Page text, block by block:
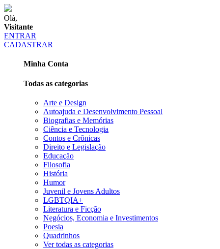
Olá,
Visitante
ENTRAR
CADASTRAR
Minha Conta
Todas as categorias
Arte e Design
Autoajuda e Desenvolvimento Pessoal
Biografias e Memórias
Ciência e Tecnologia
Contos e Crônicas
Direito e Legislação
Educação
Filosofia
História
Humor
Juvenil e Jovens Adultos
LGBTQIA+
Literatura e Ficção
Negócios, Economia e Investimentos
Poesia
Quadrinhos
Ver todas as categorias